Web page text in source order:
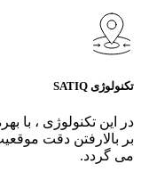
تکنولوژی SATIQ
بر بالارفتن دقت
می گردد.